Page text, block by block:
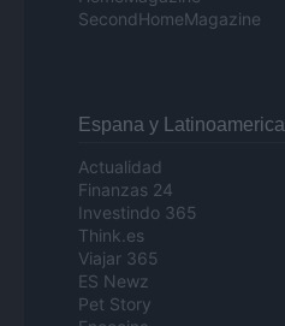
SecondHomeMagazine
Espana y Latinoamerica
Actualidad
Finanzas 24
Investindo 365
Think.es
Viajar 365
ES Newz
Pet Story